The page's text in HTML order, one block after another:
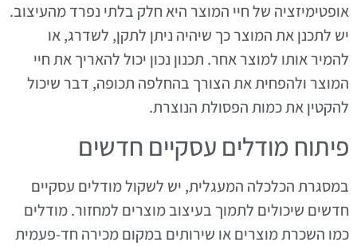
אופטימיזציה של חיי המוצר היא חלק בלתי נפרד מהעיצוב.
יש לתכנן את המוצר כך שיהיה ניתן לתקן, לשדרג, או
להמיר אותו למוצר אחר. תכנון נכון יכול להאריך את חיי
המוצר ולהפחית את הצורך בהחלפה תכופה, דבר שיכול
להקטין את כמות הפסולת הנוצרת.
פיתוח מודלים עסקיים חדשים
במסגרת הכלכלה המעגלית, יש לשקול מודלים עסקיים
חדשים שיכולים לתמוך בעיצוב מוצרים למחזור. מודלים
כמו השכרת מוצרים או שירותים במקום מכירה חד-פעמית